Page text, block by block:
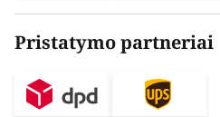
Pristatymo partneriai